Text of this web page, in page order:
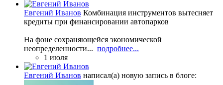
Евгений Иванов Комбинация инструментов вытесняет
кредиты при финансировании автопарков
На фоне сохраняющейся экономической
неопределенности... подробнее...
1 июля
Евгений Иванов написал(а) новую запись в блоге: